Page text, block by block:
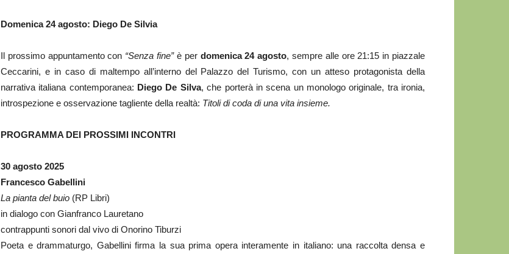
Domenica 24 agosto: Diego De Silvia
Il prossimo appuntamento con “Senza fine”è per domenica 24 agosto, sempre alle ore 21:15 in piazzale
Ceccarini, e in caso di maltempo all’interno del Palazzo del Turismo, con un atteso protagonista della
narrativa italiana contemporanea: Diego De Silva, che porterà in scena un monologo originale, tra ironia,
introspezione e osservazione tagliente della realtà: Titoli di coda di una vita insieme.
PROGRAMMA DEI PROSSIMI INCONTRI
30 agosto 2025
Francesco Gabellini
La pianta del buio (RP Libri)
in dialogo con Gianfranco Lauretano
contrappunti sonori dal vivo di Onorino Tiburzi
Poeta e drammaturgo, Gabellini firma la sua prima opera interamente in italiano: una raccolta densa e